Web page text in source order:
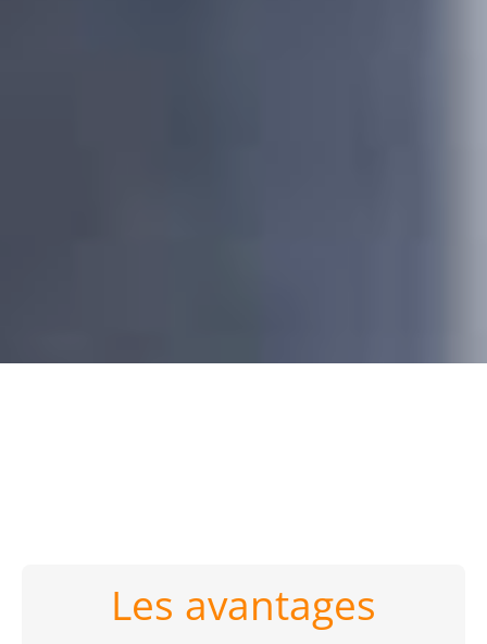
Les avantages